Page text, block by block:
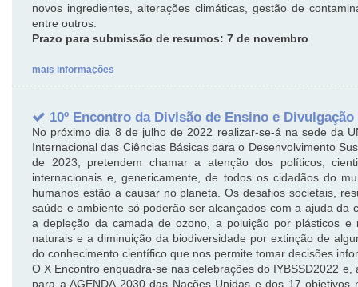
novos ingredientes, alterações climáticas, gestão de
entre outros.
Prazo para submissão de resumos: 7 de novembro
mais informações
10º Encontro da Divisão de Ensino e
No próximo dia 8 de julho de 2022 realizar-se-á na sede da
Internacional das Ciências Básicas para o Desenvolvimento
de 2023, pretendem chamar a atenção dos políticos,
internacionais e, genericamente, de todos os cidadãos do
humanos estão a causar no planeta. Os desafios societais,
saúde e ambiente só poderão ser alcançados com a ajuda da
a depleção da camada de ozono, a poluição por plásticos
naturais e a diminuição da biodiversidade por extinção de
do conhecimento científico que nos permite tomar decisões
O X Encontro enquadra-se nas celebrações do IYBSSD2022
para a AGENDA 2030 das Nações Unidas e dos 17